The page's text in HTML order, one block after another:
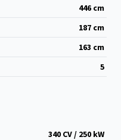
446 cm
187 cm
163 cm
5
340 CV / 250 kW